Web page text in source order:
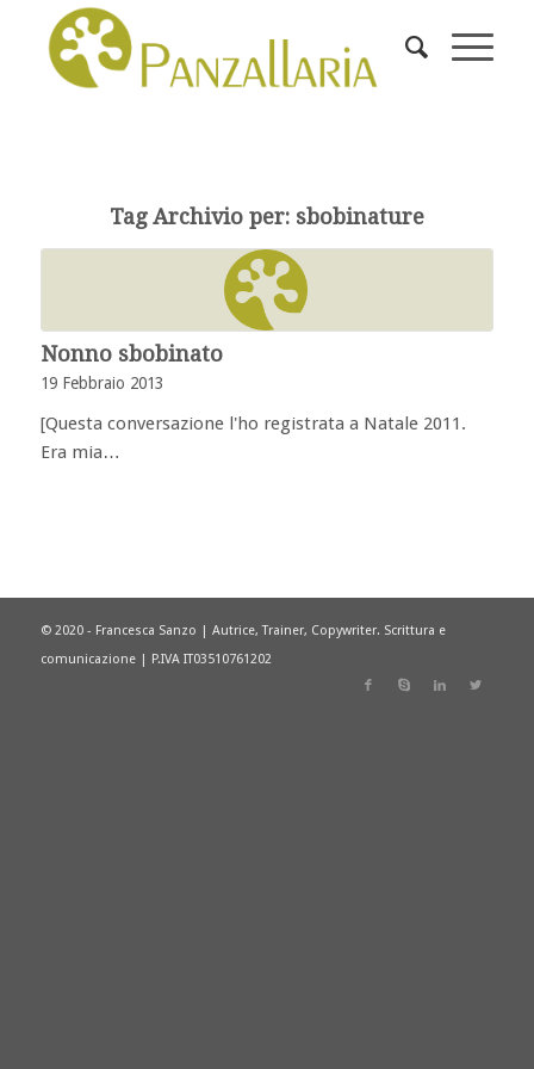
Tag Archivio per: sbobinature
Nonno sbobinato
19 Febbraio 2013
[Questa conversazione l'ho registrata a Natale 2011.
Era mia…
© 2020 - Francesca Sanzo | Autrice, Trainer, Copywriter. Scrittura e
comunicazione | P.IVA IT03510761202